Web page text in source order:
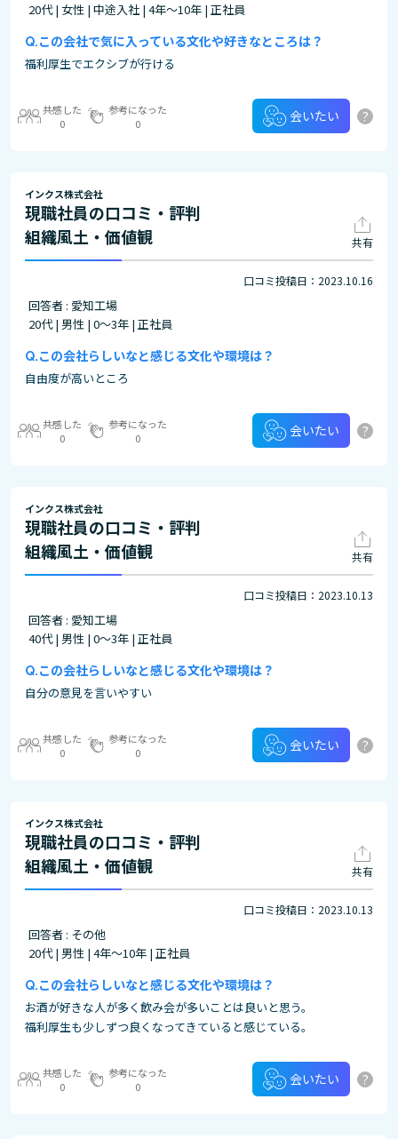
20代 | 女性 | 中途入社 | 4年～10年 | 正社員
この会社で気に入っている文化や好きなところは？
福利厚生でエクシブが行ける
共感した
0
参考になった
0
会いたい ?
インクス株式会社
現職社員の口コミ・評判
組織風土・価値観
共有
口コミ投稿日：2023.10.16
回答者 : 愛知工場
20代 | 男性 | 0～3年 | 正社員
この会社らしいなと感じる文化や環境は？
自由度が高いところ
共感した
0
参考になった
0
会いたい ?
インクス株式会社
現職社員の口コミ・評判
組織風土・価値観
共有
口コミ投稿日：2023.10.13
回答者 : 愛知工場
40代 | 男性 | 0～3年 | 正社員
この会社らしいなと感じる文化や環境は？
自分の意見を言いやすい
共感した
0
参考になった
0
会いたい ?
インクス株式会社
現職社員の口コミ・評判
組織風土・価値観
共有
口コミ投稿日：2023.10.13
回答者 : その他
20代 | 男性 | 4年～10年 | 正社員
この会社らしいなと感じる文化や環境は？
お酒が好きな人が多く飲み会が多いことは良いと思う。
福利厚生も少しずつ良くなってきていると感じている。
共感した
0
参考になった
0
会いたい ?